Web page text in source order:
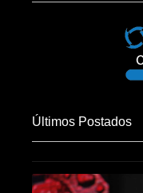
Últimos Postados